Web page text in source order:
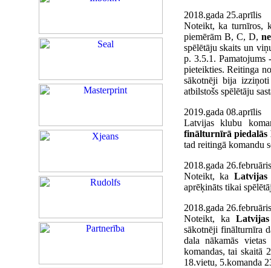
2018.gada 25.aprīlis
Noteikt, ka turnīros,
piemērām B, C, D,
spēlētāju skaits un
p. 3.5.1. Pamatojums
pieteikties. Reitinga
sākotnēji bija
atbilstošs spēlētāju
2019.gada 08.aprīlis
Latvijas klubu
finālturnīrā piedalās
tad reitingā komandu
2018.gada 26.februāris
Noteikt, ka Latvijas
aprēķināts tikai
2018.gada 26.februāris
Noteikt, ka
sākotnēji finālturnīra
dala nākamās
komandas, tai skaitā
18.vietu, 5.komanda